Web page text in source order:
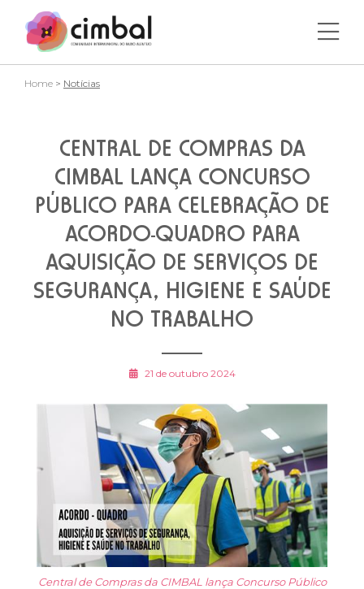
Home > Notícias
CENTRAL DE COMPRAS DA
CIMBAL LANÇA CONCURSO
PÚBLICO PARA CELEBRAÇÃO DE
ACORDO-QUADRO PARA
AQUISIÇÃO DE SERVIÇOS DE
SEGURANÇA, HIGIENE E SAÚDE
NO TRABALHO
21 de outubro 2024
Central de Compras da CIMBAL lança Concurso Público